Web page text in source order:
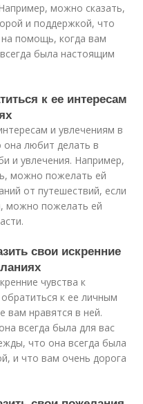
можно сказать,
и поддержкой, что
помощь, когда вам
была настоящим
к ее интересам
и увлечениям в
любит делать в
и увлечения. Например,
можно пожелать ей
от путешествий, если
можно пожелать ей
свои искренние
чувства к
к ее личным
вам нравятся в ней.
всегда была для вас
что она всегда была
и что вам очень дорога